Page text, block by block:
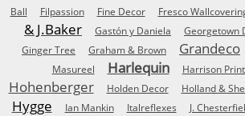
Ball
Filpassion Fine Decor Fresco
& J.Baker
Gastón y Daniela Georgetown
Ginger Tree
Graham & Brown Grandeco
Masureel
Harlequin Harrison
Hohenberger Holden Decor Holland &
Hygge Ian Mankin Italreflexes J.